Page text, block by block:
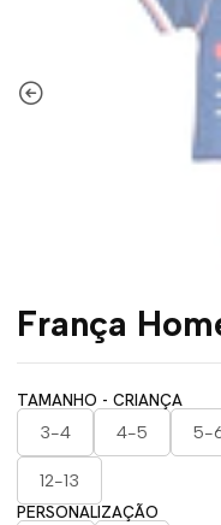
França
TAMANHO - CRIANÇA
3-4
4-5 5-
12-13
PERSONALIZAÇÃO